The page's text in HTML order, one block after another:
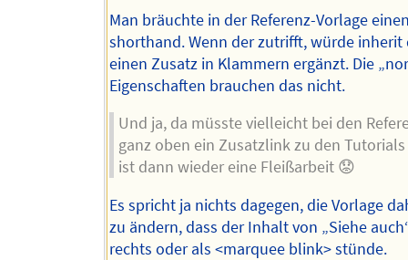
Man bräuchte in der Referenz-Vorlage
shorthand. Wenn der zutrifft, würde inherit
einen Zusatz in Klammern ergänzt. Die
Eigenschaften brauchen das nicht.
Und ja, da müsste vielleicht bei den
ganz oben ein Zusatzlink zu den Tutorials
ist dann wieder eine Fleißarbeit 😟
Es spricht ja nichts dagegen, die Vorlage
zu ändern, dass der Inhalt von „Siehe
rechts oder als <marquee blink> stünde.